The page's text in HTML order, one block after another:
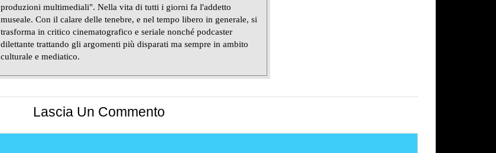
produzioni multimediali". Nella vita di tutti i giorni fa l'addetto
museale. Con il calare delle tenebre, e nel tempo libero in generale, si
trasforma in critico cinematografico e seriale nonché podcaster
dilettante trattando gli argomenti più disparati ma sempre in ambito
culturale e mediatico.
Lascia Un Commento